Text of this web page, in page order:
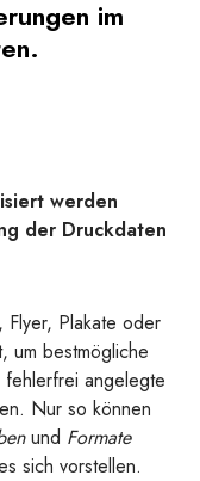
im
werden
der Druckdaten
Plakate oder
um bestmögliche
angelegte
Nur so können
und Formate
sich vorstellen.